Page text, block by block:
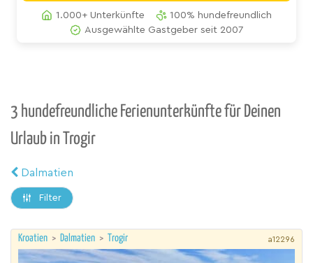
1.000+ Unterkünfte
100% hundefreundlich
Ausgewählte Gastgeber seit 2007
3 hundefreundliche Ferienunterkünfte für Deinen
Urlaub in Trogir
Dalmatien
Filter
Kroatien > Dalmatien > Trogir a12296